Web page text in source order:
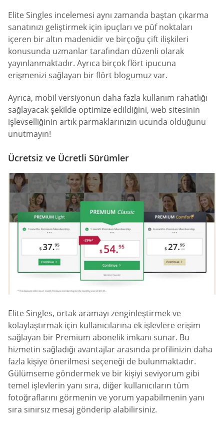
Elite Singles incelemesi aynı zamanda baştan çıkarma
sanatınızı geliştirmek için ipuçları ve püf noktaları
içeren bir altın madenidir ve birçoğu çift ilişkileri
konusunda uzmanlar tarafından düzenli olarak
yayınlanmaktadır. Ayrıca birçok flört ipucuna
erişmenizi sağlayan bir flört blogumuz var.
Ayrıca, mobil versiyonun daha fazla kullanım rahatlığı
sağlayacak şekilde optimize edildiğini, web sitesinin
işlevselliğinin artık parmaklarınızın ucunda olduğunu
unutmayın!
Ücretsiz ve Ücretli Sürümler
Elite Singles, ortak aramayı zenginleştirmek ve
kolaylaştırmak için kullanıcılarına ek işlevlere erişim
sağlayan bir Premium abonelik imkanı sunar. Bu
hizmetin sağladığı avantajlar arasında profilinizin daha
fazla kişiye önerilmesi seçeneği de bulunmaktadır.
Gülümseme göndermek ve bir kişiyi seviyorum gibi
temel işlevlerin yanı sıra, diğer kullanıcıların tüm
fotoğraflarını görmenin ve yorum yapabilmenin yanı
sıra sınırsız mesaj gönderip alabilirsiniz.